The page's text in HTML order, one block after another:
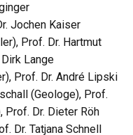
Jochen Kaiser
Prof. Dr. Hartmut
Lange
Prof. Dr. André Lipski
(Geologe), Prof.
Prof. Dr. Dieter Röh
Dr. Tatjana Schnell